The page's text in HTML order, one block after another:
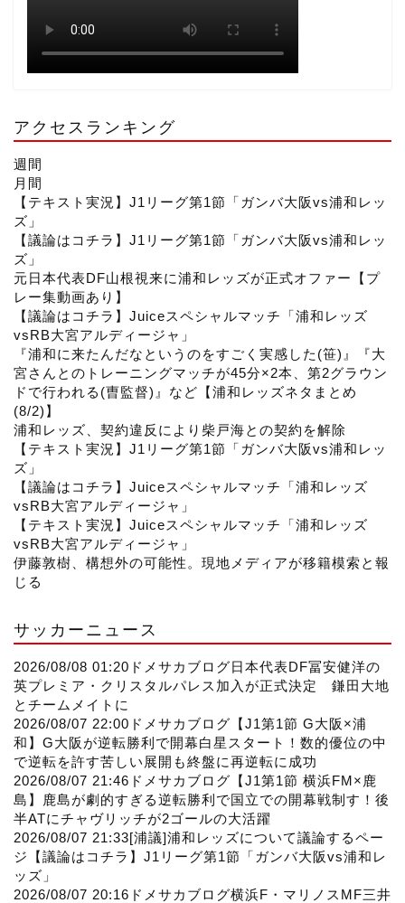
e
C
h
n
n
e
l
アクセスランキング
週間
月間
【テキスト実況】J1リーグ第1節「ガンバ大阪vs浦和レッ
ズ」
【議論はコチラ】J1リーグ第1節「ガンバ大阪vs浦和レッ
ズ」
元日本代表DF山根視来に浦和レッズが正式オファー【プ
レー集動画あり】
【議論はコチラ】Juiceスペシャルマッチ「浦和レッズ
vsRB大宮アルディージャ」
『浦和に来たんだなというのをすごく実感した(笹)』『大
宮さんとのトレーニングマッチが45分×2本、第2グラウン
ドで行われる(曺監督)』など【浦和レッズネタまとめ
(8/2)】
浦和レッズ、契約違反により柴戸海との契約を解除
【テキスト実況】J1リーグ第1節「ガンバ大阪vs浦和レッ
ズ」
【議論はコチラ】Juiceスペシャルマッチ「浦和レッズ
vsRB大宮アルディージャ」
【テキスト実況】Juiceスペシャルマッチ「浦和レッズ
vsRB大宮アルディージャ」
伊藤敦樹、構想外の可能性。現地メディアが移籍模索と報
じる
サッカーニュース
2026/08/08 01:20 ドメサカブログ日本代表DF冨安健洋の
英プレミア・クリスタルパレス加入が正式決定 鎌田大地
とチームメイトに
2026/08/07 22:00 ドメサカブログ 【J1第1節 G大阪×浦
和】G大阪が逆転勝利で開幕白星スタート！数的優位の中
で逆転を許す苦しい展開も終盤に再逆転に成功
2026/08/07 21:46 ドメサカブログ 【J1第1節 横浜FM×鹿
島】鹿島が劇的すぎる逆転勝利で国立での開幕戦制す！後
半ATにチャヴリッチが2ゴールの大活躍
2026/08/07 21:33[浦議]浦和レッズについて議論するペー
ジ
【議論はコチラ】J1リーグ第1節「ガンバ大阪vs浦和レ
ッズ」
2026/08/07 20:16 ドメサカブログ横浜F・マリノスMF三井